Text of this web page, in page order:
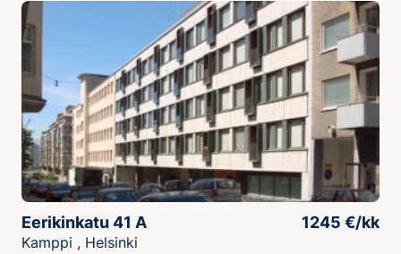
Eerikinkatu 41 A 1245 €/kk
Kamppi , Helsinki